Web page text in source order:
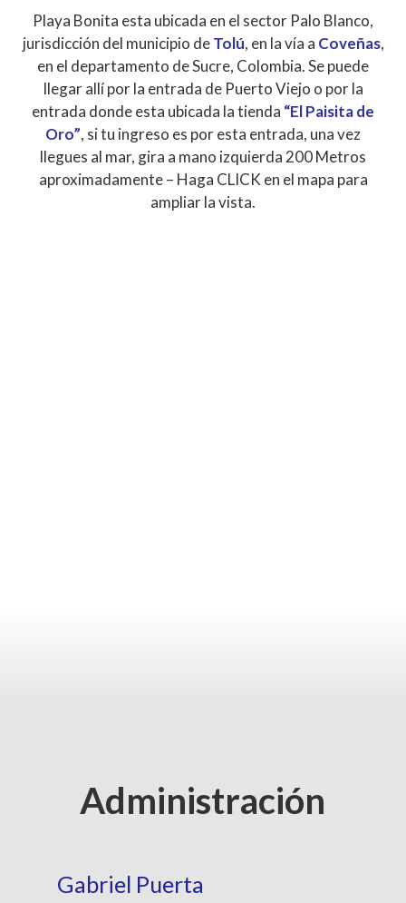
Playa Bonita esta ubicada en el sector Palo Blanco,
jurisdicción del municipio deTolú, en la vía a Coveñas,
en el departamento de Sucre, Colombia. Se puede
llegar allí por la entrada de Puerto Viejo o por la
entrada donde esta ubicada la tienda “El Paisita de
Oro”, si tu ingreso es por esta entrada, una vez
llegues al mar, gira a mano izquierda 200 Metros
aproximadamente – Haga CLICK en el mapa para
ampliar la vista.
Administración
Gabriel Puerta